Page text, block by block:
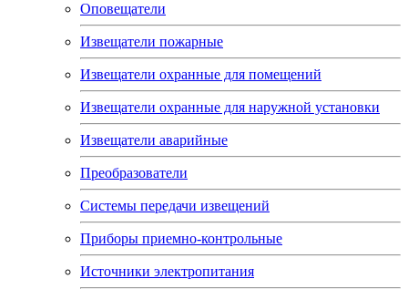
Оповещатели
Извещатели пожарные
Извещатели охранные для помещений
Извещатели охранные для наружной установки
Извещатели аварийные
Преобразователи
Системы передачи извещений
Приборы приемно-контрольные
Источники электропитания